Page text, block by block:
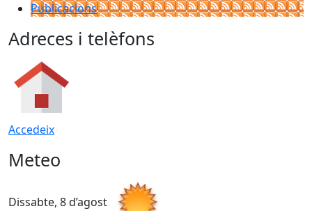
Publicacions
Adreces i telèfons
Accedeix
Meteo
Dissabte, 8 d’agost